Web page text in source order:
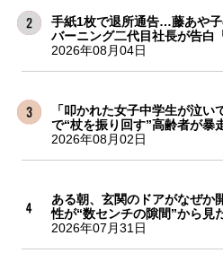
手紙1枚で退所通告…藤あや
バーニング二代目社長が告白
2026年08月04日
「叩かれた女子中学生が泣い
で“杖を振り回す”高齢者が暴
2026年08月02日
ある朝、玄関のドアがなぜ
性が“数センチの隙間”から見
2026年07月31日